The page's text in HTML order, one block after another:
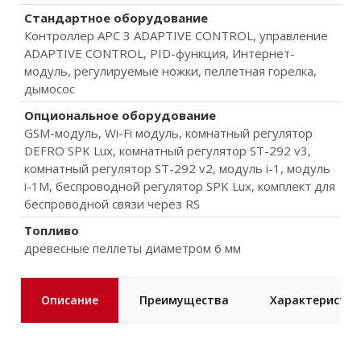
Стандартное оборудование
Контроллер APC 3 ADAPTIVE CONTROL, управление
ADAPTIVE CONTROL, PID-функция, Интернет-
модуль, регулируемые ножки, пеллетная горелка,
дымосос
Опциональное оборудование
GSM-модуль, Wi-Fi модуль, комнатный регулятор
DEFRO SPK Lux, комнатный регулятор ST-292 v3,
комнатный регулятор ST-292 v2, модуль i-1, модуль
i-1M, беспроводной регулятор SPK Lux, комплект для
беспроводной связи через RS
Топливо
древесные пеллеты диаметром 6 мм
Описание Преимущества